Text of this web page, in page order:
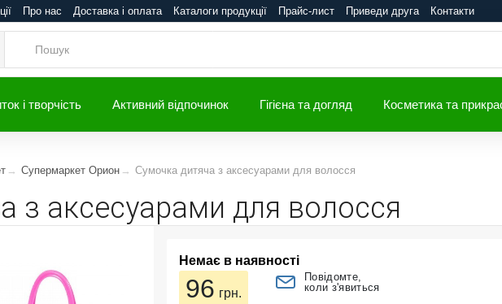
Про нас Доставка і оплата Каталоги продукції Прайс-лист Приведи друга Контакти
і творчість Активний відпочинок Гігієна та догляд Косметика та
Супермаркет Орион Сумочка дитяча з аксесуарами для волосся
з аксесуарами для волосся
Немає в наявності
96 грн.
Повідомте,
коли з'явиться